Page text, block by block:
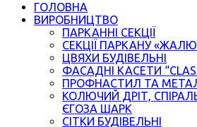
ГОЛОВНА
ВИРОБНИЦТВО
ПАРКАННІ СЕКЦІЇ
СЕКЦІЇ ПАРКАНУ
ЦВЯХИ БУДІВЕЛЬНІ
ФАСАДНІ КАСЕТИ
ПРОФНАСТИЛ ТА
КОЛЮЧИЙ ДРІТ,
ЄГОЗА ШАРК
СІТКИ БУДІВЕЛЬНІ